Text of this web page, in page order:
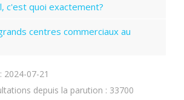
c'est quoi exactement?
centres commerciaux au
2024-07-21
depuis la parution : 33700